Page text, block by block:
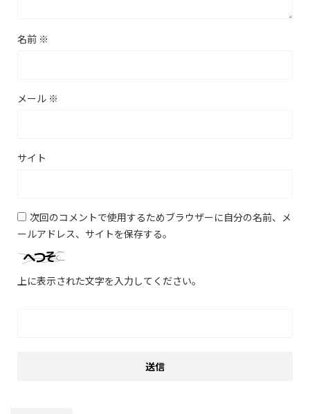
名前 ※
メール ※
サイト
次回のコメントで使用するためブラウザーに自分の名前、メ
ールアドレス、サイトを保存する。
上に表示された文字を入力してください。